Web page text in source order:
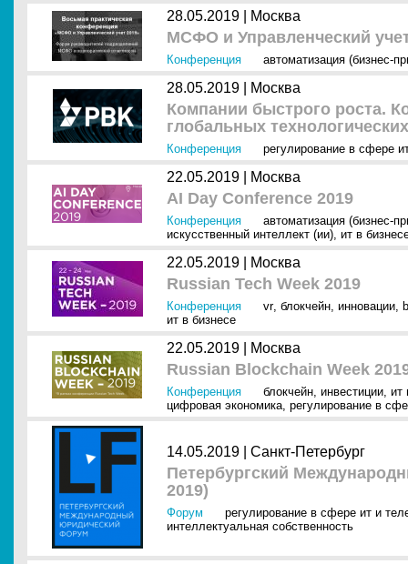
28.05.2019 | Москва
МСФО и Управленческий
Конференция автоматизация (бизнес-
28.05.2019 | Москва
Компании быстрого роста.
глобальных
Конференция регулирование в сфере
22.05.2019 | Москва
AI Day Conference 2019
Конференция
автоматизация (бизнес-
искусственный интеллект (ии), ит в
22.05.2019 | Москва
Russian Tech Week 2019
Конференция vr, блокчейн, инновации,
ит в бизнесе
22.05.2019 | Москва
Russian Blockchain Week
Конференция блокчейн, инвестиции, ит
цифровая экономика, регулирование в
14.05.2019 | Санкт-Петербург
Петербургский
2019)
Форум
регулирование в сфере ит и
интеллектуальная собственность